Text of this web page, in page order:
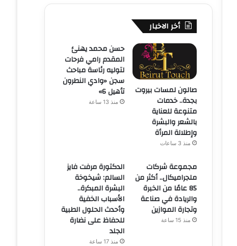
أخر الاخبار
صالون لمسات بيروت
بجدة.. خدمات
متنوعة للعناية
بالشعر والبشرة
وإطلالة المرأة
منذ 3 ساعات
حسن محمد يهنئ
المقدم رامي فرحات
لتوليه رئاسة مباحث
سجن «وادي النطرون
تأهيل 6»
منذ 13 ساعة
مجموعة شركات
ملجراميكال.. أكثر من
85 عامًا من الخبرة
والريادة في صناعة
وتجارة الموازين
منذ 15 ساعة
الدكتورة مرفت فايز
السالم: شيخوخة
البشرة المبكرة..
الأسباب الخفية
وأحدث الحلول الطبية
للحفاظ على نضارة
الجلد
منذ 17 ساعة